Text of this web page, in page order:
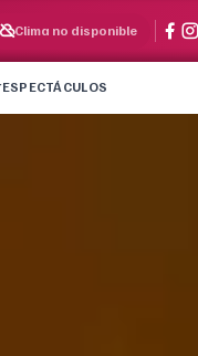
Clima no disponible
ESPECTÁCULOS